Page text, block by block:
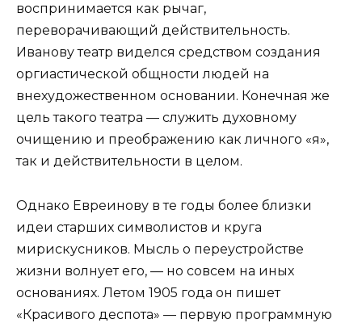
воспринимается как рычаг,
переворачивающий действительность.
Иванову театр виделся средством создания
оргиастической общности людей на
внехудожественном основании. Конечная же
цель такого театра — служить духовному
очищению и преображению как личного «я»,
так и действительности в целом.
Однако Евреинову в те годы более близки
идеи старших символистов и круга
мирискусников. Мысль о переустройстве
жизни волнует его, — но совсем на иных
основаниях. Летом 1905 года он пишет
«Красивого деспота» — первую программную